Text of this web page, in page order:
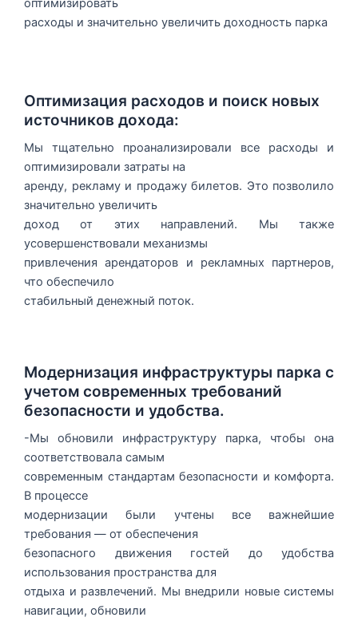
оптимизировать
расходы и значительно увеличить доходность парка
Оптимизация расходов и поиск новых
источников дохода:
Мы тщательно проанализировали все расходы и
оптимизировали затраты на
аренду, рекламу и продажу билетов. Это позволило
значительно увеличить
доход от этих направлений. Мы также
усовершенствовали механизмы
привлечения арендаторов и рекламных партнеров,
что обеспечило
стабильный денежный поток.
Модернизация инфраструктуры парка с
учетом современных требований
безопасности и удобства.
-Мы обновили инфраструктуру парка, чтобы она
соответствовала самым
современным стандартам безопасности и комфорта.
В процессе
модернизации были учтены все важнейшие
требования — от обеспечения
безопасного движения гостей до удобства
использования пространства для
отдыха и развлечений. Мы внедрили новые системы
навигации, обновили